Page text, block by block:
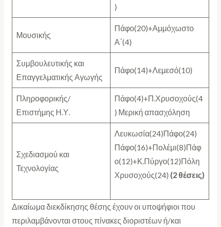
)
Μουσικής
Πάφο(20)+Αμμόχωστο
Α΄(4)
Συμβουλευτικής και
Επαγγελματικής Αγωγής
Πάφο(14)+Λεμεσό(10)
Πληροφορικής/
Επιστήμης Η.Υ.
Πάφο(4)+Π.Χρυσοχούς(4
) Μερική απασχόληση
Σχεδιασμού και
Τεχνολογίας
Λευκωσία(24)Πάφο(24)
Πάφο(16)+Πολέμι(8)Πάφ
ο(12)+Κ.Πύργο(12)Πόλη
Χρυσοχούς(24) (2 θέσεις)
Δικαίωμα διεκδίκησης θέσης έχουν οι υποψήφιοι που
περιλαμβάνονται στους πίνακες διοριστέων ή/και